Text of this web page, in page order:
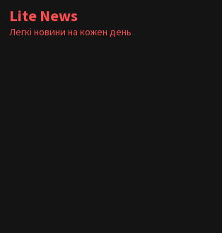
Skip
to
Lite News
Легкі новини на кожен день